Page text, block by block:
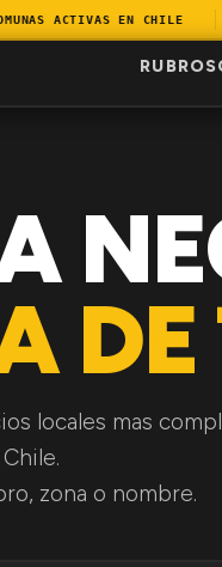
ACTIVAS EN CHILE
RUBROS
DE
locales mas
Chile.
zona o nombre.